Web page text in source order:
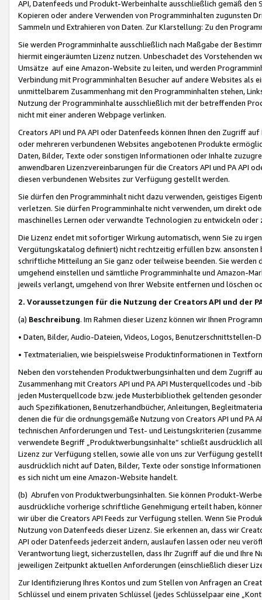
API, Datenfeeds und Produkt-Werbeinhalte ausschließlich gemäß
Kopieren oder andere Verwenden von Programminhalten zugunsten
Sammeln und Extrahieren von Daten. Zur Klarstellung: Zu den
Sie werden Programminhalte ausschließlich nach Maßgabe der
hiermit eingeräumten Lizenz nutzen. Unbeschadet des Vorstehenden
Umsätze auf eine Amazon-Website zu leiten, und werden
Verbindung mit Programminhalten Besucher auf andere Websites als
unmittelbarem Zusammenhang mit den Programminhalten stehen,
Nutzung der Programminhalte ausschließlich mit der betreffenden
nicht mit einer anderen Webpage verlinken.
Creators API und PA API oder Datenfeeds können Ihnen den Zugriff
oder mehreren verbundenen Websites angebotenen Produkte
Daten, Bilder, Texte oder sonstigen Informationen oder Inhalte
anwendbaren Lizenzvereinbarungen für die Creators API und PA API
diesen verbundenen Websites zur Verfügung gestellt werden.
Sie dürfen den Programminhalt nicht dazu verwenden, geistiges
verletzen. Sie dürfen Programminhalte nicht verwenden, um direkt
maschinelles Lernen oder verwandte Technologien zu entwickeln
Die Lizenz endet mit sofortiger Wirkung automatisch, wenn Sie zu
Vergütungskatalog definiert) nicht rechtzeitig erfüllen bzw. ansonsten
schriftliche Mitteilung an Sie ganz oder teilweise beenden. Sie werden
umgehend einstellen und sämtliche Programminhalte und Amazon-
jeweils verlangt, umgehend von Ihrer Website entfernen und löschen
2. Voraussetzungen für die Nutzung der Creators API und der
(a) Beschreibung. Im Rahmen dieser Lizenz können wir Ihnen
• Daten, Bilder, Audio-Dateien, Videos, Logos, Benutzerschnittstellen-
• Textmaterialien, wie beispielsweise Produktinformationen in
Neben den vorstehenden Produktwerbungsinhalten und dem Zugriff
Zusammenhang mit Creators API und PA API Musterquellcodes und
jeden Musterquellcode bzw. jede Musterbibliothek geltenden
auch Spezifikationen, Benutzerhandbücher, Anleitungen,
denen die für die ordnungsgemäße Nutzung von Creators API und PA
technischen Anforderungen und Test- und Leistungskriterien
verwendete Begriff „Produktwerbungsinhalte“ schließt ausdrücklich
Lizenz zur Verfügung stellen, sowie alle von uns zur Verfügung
ausdrücklich nicht auf Daten, Bilder, Texte oder sonstige
es sich nicht um eine Amazon-Website handelt.
(b) Abrufen von Produktwerbungsinhalten. Sie können Produkt-
ausdrückliche vorherige schriftliche Genehmigung erteilt haben,
wir über die Creators API Feeds zur Verfügung stellen. Wenn Sie
Nutzung von Datenfeeds dieser Lizenz. Sie erkennen an, dass wir
API oder Datenfeeds jederzeit ändern, auslaufen lassen oder neu
Verantwortung liegt, sicherzustellen, dass Ihr Zugriff auf die und Ihre
jeweiligen Zeitpunkt aktuellen Anforderungen (einschließlich dieser
Zur Identifizierung Ihres Kontos und zum Stellen von Anfragen an
Schlüssel und einem privaten Schlüssel (jedes Schlüsselpaar eine